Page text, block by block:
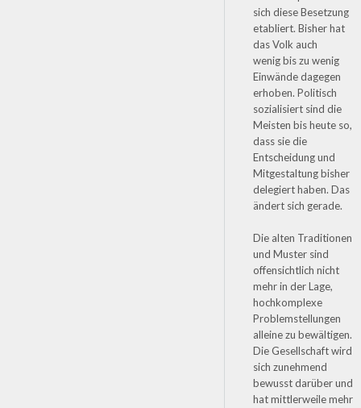
sich diese Besetzung
etabliert. Bisher hat
das Volk auch
wenig bis zu wenig
Einwände dagegen
erhoben. Politisch
sozialisiert sind die
Meisten bis heute so,
dass sie die
Entscheidung und
Mitgestaltung bisher
delegiert haben. Das
ändert sich gerade.
Die alten Traditionen
und Muster sind
offensichtlich nicht
mehr in der Lage,
hochkomplexe
Problemstellungen
alleine zu bewältigen.
Die Gesellschaft wird
sich zunehmend
bewusst darüber und
hat mittlerweile mehr